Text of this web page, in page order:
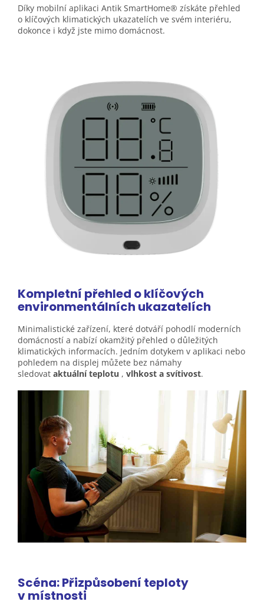
Díky mobilní aplikaci Antik SmartHome® získáte přehled
o klíčových klimatických ukazatelích ve svém interiéru,
dokonce i když jste mimo domácnost.
Kompletní přehled o klíčových
environmentálních ukazatelích
Minimalistické zařízení, které dotváří pohodlí moderních
domácností a nabízí okamžitý přehled o důležitých
klimatických informacích. Jedním dotykem v aplikaci nebo
pohledem na displej můžete bez námahy
sledovat aktuální teplotu , vlhkost a svítivost.
Scéna: Přizpůsobení teploty
vmístnosti